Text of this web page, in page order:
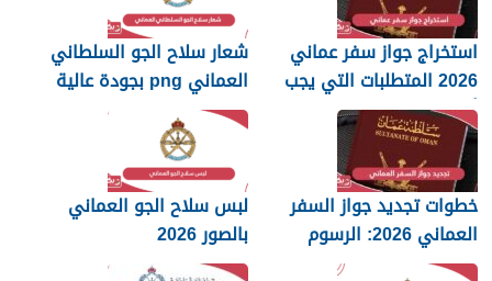
استخراج جواز سفر عماني
2026 المتطلبات التي يجب
أن تعرفها
شعار سلاح الجو السلطاني
العماني png بجودة عالية
2026
خطوات تجديد جواز السفر
العماني 2026: الرسوم
والمستندات المطلوبة
لبس سلاح الجو العماني
بالصور 2026